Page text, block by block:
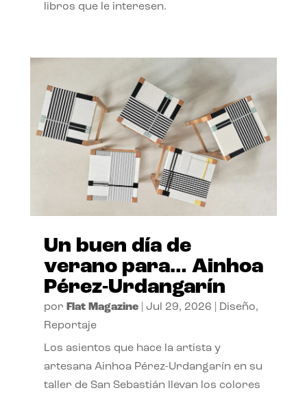
libros que le interesen.
Un buen día de
verano para… Ainhoa
Pérez-Urdangarín
por Flat Magazine| Jul 29, 2026 Diseño,
Reportaje
Los asientos que hace la artista y
artesana Ainhoa Pérez-Urdangarín en su
taller de San Sebastián llevan los colores